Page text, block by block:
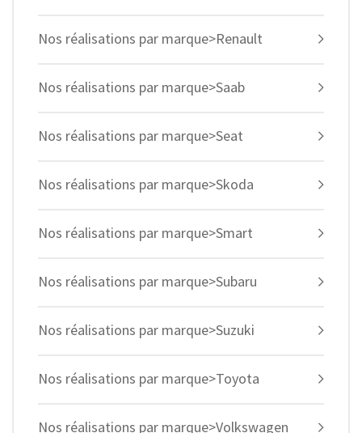
Nos réalisations par marque>Renault
Nos réalisations par marque>Saab
Nos réalisations par marque>Seat
Nos réalisations par marque>Skoda
Nos réalisations par marque>Smart
Nos réalisations par marque>Subaru
Nos réalisations par marque>Suzuki
Nos réalisations par marque>Toyota
Nos réalisations par marque>Volkswagen